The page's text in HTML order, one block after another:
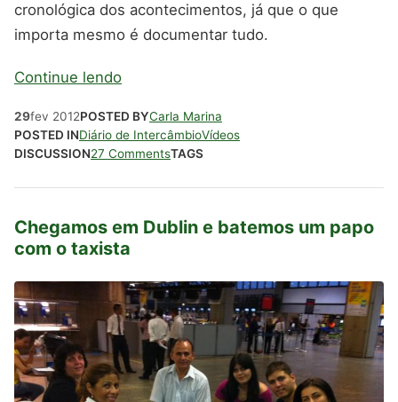
cronológica dos acontecimentos, já que o que
importa mesmo é documentar tudo.
Continue lendo
29fev 2012POSTED BYCarla Marina
POSTED INDiário de IntercâmbioVídeos
DISCUSSION27 CommentsTAGS
Chegamos em Dublin e batemos um papo
com o taxista